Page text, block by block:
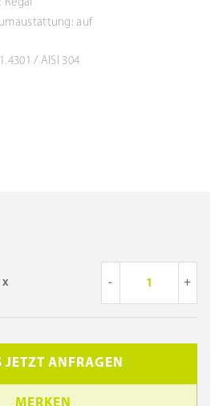
Regal
auf
/ AISI 304
x - +
JETZT ANFRAGEN
MERKEN